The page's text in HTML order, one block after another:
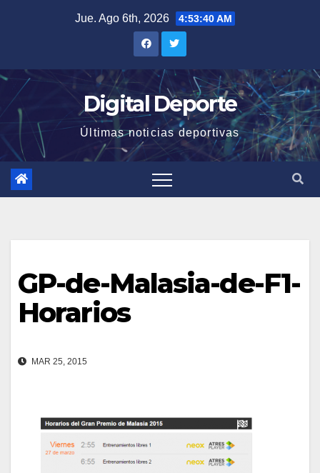
Jue. Ago 6th, 2026 4:53:40 AM
Digital Deporte
Últimas noticias deportivas
GP-de-Malasia-de-F1-
Horarios
MAR 25, 2015